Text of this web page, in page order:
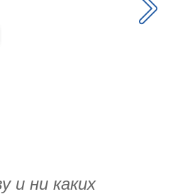
и ни каких